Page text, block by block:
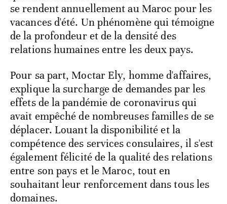
se rendent annuellement au Maroc pour les
vacances d'été. Un phénomène qui témoigne
de la profondeur et de la densité des
relations humaines entre les deux pays.
Pour sa part, Moctar Ely, homme d'affaires,
explique la surcharge de demandes par les
effets de la pandémie de coronavirus qui
avait empêché de nombreuses familles de se
déplacer. Louant la disponibilité et la
compétence des services consulaires, il s'est
également félicité de la qualité des relations
entre son pays et le Maroc, tout en
souhaitant leur renforcement dans tous les
domaines.